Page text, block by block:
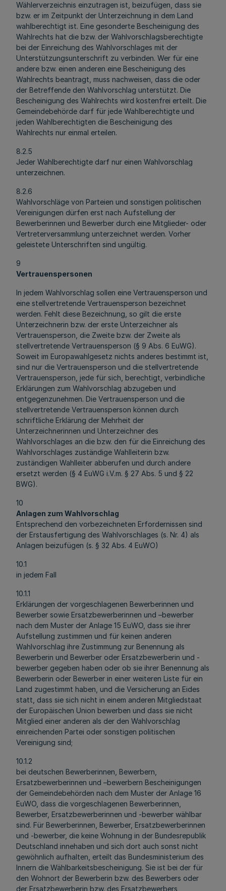
Wählerverzeichnis einzutragen ist, beizufügen, dass sie
bzw. er im Zeitpunkt der Unterzeichnung in dem Land
wahlberechtigt ist. Eine gesonderte Bescheinigung des
Wahlrechts hat die bzw. der Wahlvorschlagsberechtigte
bei der Einreichung des Wahlvorschlages mit der
Unterstützungsunterschrift zu verbinden. Wer für eine
andere bzw. einen anderen eine Bescheinigung des
Wahlrechts beantragt, muss nachweisen, dass die oder
der Betreffende den Wahlvorschlag unterstützt. Die
Bescheinigung des Wahlrechts wird kostenfrei erteilt. Die
Gemeindebehörde darf für jede Wahlberechtigte und
jeden Wahlberechtigten die Bescheinigung des
Wahlrechts nur einmal erteilen.
8.2.5
Jeder Wahlberechtigte darf nur einen Wahlvorschlag
unterzeichnen.
8.2.6
Wahlvorschläge von Parteien und sonstigen politischen
Vereinigungen dürfen erst nach Aufstellung der
Bewerberinnen und Bewerber durch eine Mitglieder- oder
Vertreterversammlung unterzeichnet werden. Vorher
geleistete Unterschriften sind ungültig.
9
Vertrauenspersonen
In jedem Wahlvorschlag sollen eine Vertrauensperson und
eine stellvertretende Vertrauensperson bezeichnet
werden. Fehlt diese Bezeichnung, so gilt die erste
Unterzeichnerin bzw. der erste Unterzeichner als
Vertrauensperson, die Zweite bzw. der Zweite als
stellvertretende Vertrauensperson (§ 9 Abs. 6 EuWG).
Soweit im Europawahlgesetz nichts anderes bestimmt ist,
sind nur die Vertrauensperson und die stellvertretende
Vertrauensperson, jede für sich, berechtigt, verbindliche
Erklärungen zum Wahlvorschlag abzugeben und
entgegenzunehmen. Die Vertrauensperson und die
stellvertretende Vertrauensperson können durch
schriftliche Erklärung der Mehrheit der
Unterzeichnerinnen und Unterzeichner des
Wahlvorschlages an die bzw. den für die Einreichung des
Wahlvorschlages zuständige Wahlleiterin bzw.
zuständigen Wahlleiter abberufen und durch andere
ersetzt werden (§ 4 EuWG i.V.m. § 27 Abs. 5 und § 22
BWG).
10
Anlagen zum Wahlvorschlag
Entsprechend den vorbezeichneten Erfordernissen sind
der Erstausfertigung des Wahlvorschlages (s. Nr. 4) als
Anlagen beizufügen (s. § 32 Abs. 4 EuWO)
10.1
in jedem Fall
10.1.1
Erklärungen der vorgeschlagenen Bewerberinnen und
Bewerber sowie Ersatzbewerberinnen und –bewerber
nach dem Muster der Anlage 15 EuWO, dass sie ihrer
Aufstellung zustimmen und für keinen anderen
Wahlvorschlag ihre Zustimmung zur Benennung als
Bewerberin und Bewerber oder Ersatzbewerberin und -
bewerber gegeben haben oder ob sie ihrer Benennung als
Bewerberin oder Bewerber in einer weiteren Liste für ein
Land zugestimmt haben, und die Versicherung an Eides
statt, dass sie sich nicht in einem anderen Mitgliedstaat
der Europäischen Union bewerben und dass sie nicht
Mitglied einer anderen als der den Wahlvorschlag
einreichenden Partei oder sonstigen politischen
Vereinigung sind;
10.1.2
bei deutschen Bewerberinnen, Bewerbern,
Ersatzbewerberinnen und –bewerbern Bescheinigungen
der Gemeindebehörden nach dem Muster der Anlage 16
EuWO, dass die vorgeschlagenen Bewerberinnen,
Bewerber, Ersatzbewerberinnen und -bewerber wählbar
sind. Für Bewerberinnen, Bewerber, Ersatzbewerberinnen
und -bewerber, die keine Wohnung in der Bundesrepublik
Deutschland innehaben und sich dort auch sonst nicht
gewöhnlich aufhalten, erteilt das Bundesministerium des
Innern die Wählbarkeitsbescheinigung. Sie ist bei der für
den Wohnort der Bewerberin bzw. des Bewerbers oder
der Ersatzbewerberin bzw. des Ersatzbewerbers